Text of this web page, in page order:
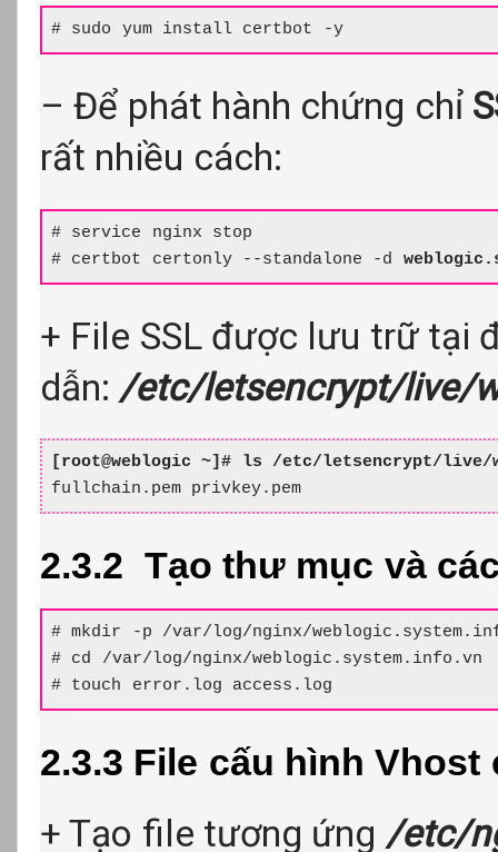
# sudo yum install certbot -y
– Để phát hành chứng chỉ
rất nhiều cách:
# service nginx stop
# certbot certonly --standalone -d
+ File SSL được lưu trữ tại
dẫn: /etc/letsencrypt/live/
[root@weblogic ~]# ls /etc/letsencrypt/live/
fullchain.pem privkey.pem
2.3.2 Tạo thư mục và
# mkdir -p /var/log/nginx/
# cd /var/log/nginx/weblogic.system.info.vn
# touch error.log access.log
2.3.3 File cấu hình Vhost
+ Tạo file tương ứng /etc/